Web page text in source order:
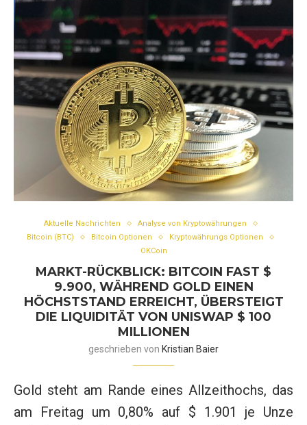
Aktuelle Nachrichten
Analyse von Kryptowährungen
Bitcoin (BTC)
Bitcoin Optionen
Kryptowährungs Optionen
OKCoin
MARKT-RÜCKBLICK: BITCOIN FAST $
9.900, WÄHREND GOLD EINEN
HÖCHSTSTAND ERREICHT, ÜBERSTEIGT
DIE LIQUIDITÄT VON UNISWAP $ 100
MILLIONEN
geschrieben von Kristian Baier
Gold steht am Rande eines Allzeithochs, das
am Freitag um 0,80% auf $ 1.901 je Unze